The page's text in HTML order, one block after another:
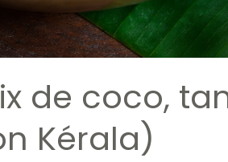
de coco,
Kérala)